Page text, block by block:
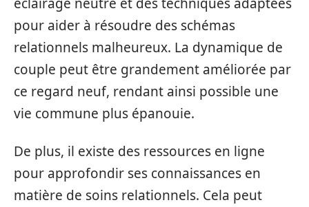
pour aider à résoudre des schémas
relationnels malheureux. La dynamique de
couple peut être grandement améliorée par
ce regard neuf, rendant ainsi possible une
vie commune plus épanouie.
De plus, il existe des ressources en ligne
pour approfondir ses connaissances en
matière de soins relationnels. Cela peut